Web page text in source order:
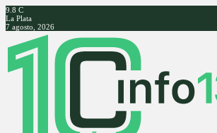
9.8 C
La Plata
7 agosto, 2026
Facebook
Twitter
Instagram
Youtube